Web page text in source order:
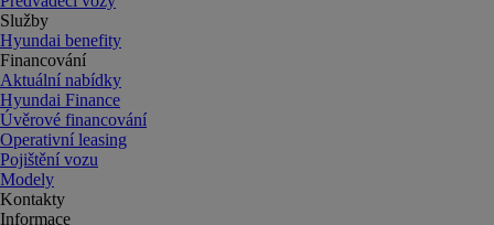
Služby
Hyundai benefity
Financování
Aktuální nabídky
Hyundai Finance
Úvěrové financování
Operativní leasing
Pojištění vozu
Modely
Kontakty
Informace